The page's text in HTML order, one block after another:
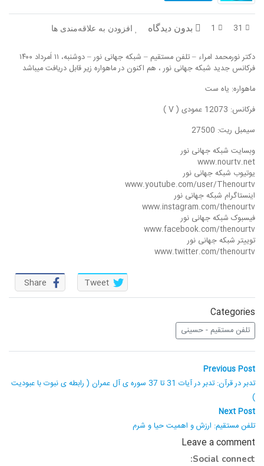
بازخوانی تاریخ
فقه و زندگی
اسماء الحسنی
در پرتو قرآن
تفسیر قرآن
دریچه
واحد علمی – آموزش زبان عربی
واحد علمی – درس تفسیر آسان
واحد علمی – فقه السنه
31
1 بدون دیدگاه افزودن به علاقه‌مندی ها
دکتر نورمحمد امراء – تلفن مستقیم – شبکه جهانی نور – دوشنبه، ۱۱ اَمرداد ۱۴۰۰
فرکانس جدید شبکه جهانی نور ، هم اکنون در ماهواره زیر قابل دریافت میباشد
ماهواره: یاه ست
فرکانس: 12073 عمودی ( V )
سیمبل ریت: 27500
وبسایت شبکه جهانی نور
www.nourtv.net
یوتیوب شبکه جهانی نور
www.youtube.com/user/Thenourtv
اینستاگرام شبکه جهانی نور
www.instagram.com/thenourtv
فیسبوک شبکه جهانی نور
www.facebook.com/thenourtv
توییتر شبکه جهانی نور
www.twitter.com/thenourtv
Share Tweet
Categories
تلفن مستقیم - حسینی
راهبری
نوشته
Previous Post
Previous
post:
تدبر در قرآن: تدبر در آیات 31 تا 37 سوره ی آل عمران ( رابطه ی نبوت با عبودیت
)
Next Post
Next
post:
تلفن مستقیم: ارزش و اهمیت حیا و شرم
Leave a comment
Social connect: